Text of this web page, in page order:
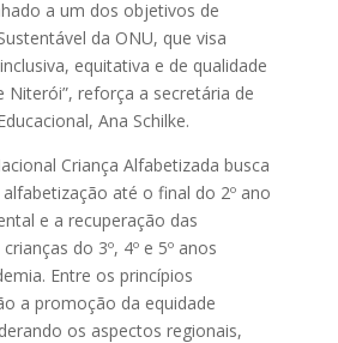
a um dos objetivos de
da ONU, que visa
equitativa e de qualidade
Niterói”, reforça a secretária de
Ana Schilke.
Criança Alfabetizada busca
até o final do 2º ano
e a recuperação das
do 3º, 4º e 5º anos
Entre os princípios
a promoção da equidade
os aspectos regionais,